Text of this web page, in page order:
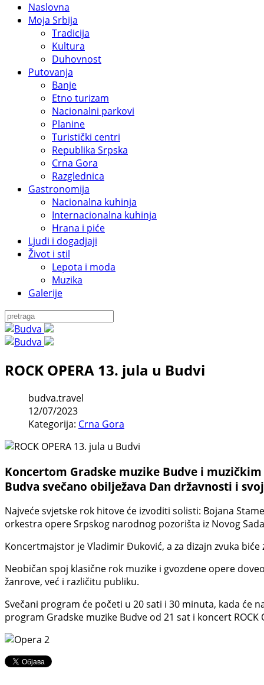
Naslovna
Moja Srbija
Tradicija
Kultura
Duhovnost
Putovanja
Banje
Etno turizam
Nacionalni parkovi
Planine
Turistički centri
Republika Srpska
Crna Gora
Razglednica
Gastronomija
Nacionalna kuhinja
Internacionalna kuhinja
Hrana i piće
Ljudi i dogadjaji
Život i stil
Lepota i moda
Muzika
Galerije
ROCK OPERA 13. jula u Budvi
budva.travel
12/07/2023
Kategorija: Crna Gora
Koncertom Gradske muzike Budve i
Budva svečano obilježava Dan državnosti i
Najveće svjetske rok hitove će izvoditi solisti: Bojana
orkestra opere Srpskog narodnog pozorišta iz Novog
Koncertmajstor je Vladimir Đuković, a za dizajn zvuka
Neobičan spoj klasične rok muzike i gvozdene opere
žanrove, već i različitu publiku.
Svečani program će početi u 20 sati i 30 minuta, kada će
program Gradske muzike Budve od 21 sat i koncert ROCK